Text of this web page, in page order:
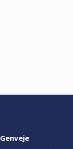
Genveje